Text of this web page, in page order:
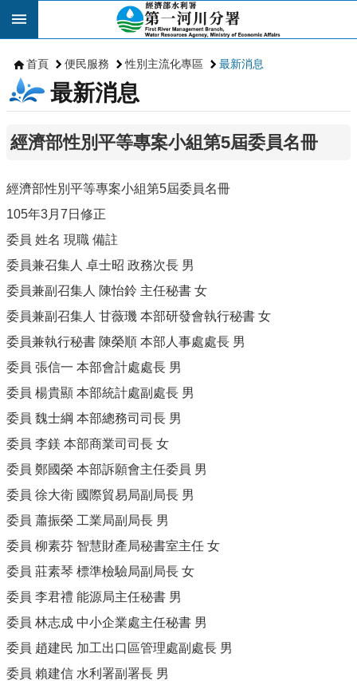
跳到主要內容區塊
首頁 便民服務 性別主流化專區 最新消息
最新消息
經濟部性別平等專案小組第5屆委員名冊
經濟部性別平等專案小組第5屆委員名冊
105年3月7日修正
委員 姓名 現職 備註
委員兼召集人 卓士昭 政務次長 男
委員兼副召集人 陳怡鈴 主任秘書 女
委員兼副召集人 甘薇璣 本部研發會執行秘書 女
委員兼執行秘書 陳榮順 本部人事處處長 男
委員 張信一 本部會計處處長 男
委員 楊貴顯 本部統計處副處長 男
委員 魏士綱 本部總務司司長 男
委員 李鎂 本部商業司司長 女
委員 鄭國榮 本部訴願會主任委員 男
委員 徐大衛 國際貿易局副局長 男
委員 蕭振榮 工業局副局長 男
委員 柳素芬 智慧財產局秘書室主任 女
委員 莊素琴 標準檢驗局副局長 女
委員 李君禮 能源局主任秘書 男
委員 林志成 中小企業處主任秘書 男
委員 趙建民 加工出口區管理處副處長 男
委員 賴建信 水利署副署長 男